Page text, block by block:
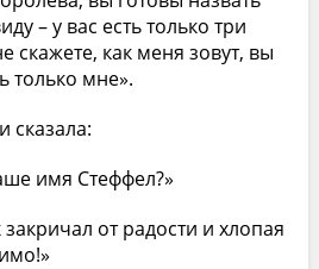
– у вас есть только три
скажете, как меня зовут, вы
только мне».
сказала:
имя Стеффел?»
от радости и хлопая